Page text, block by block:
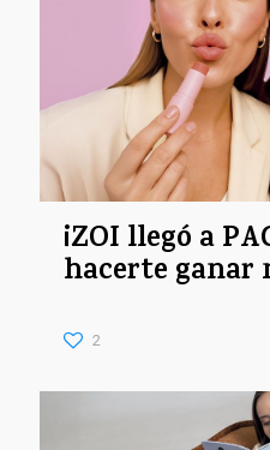
¡ZOI llegó a
hacerte ganar
2